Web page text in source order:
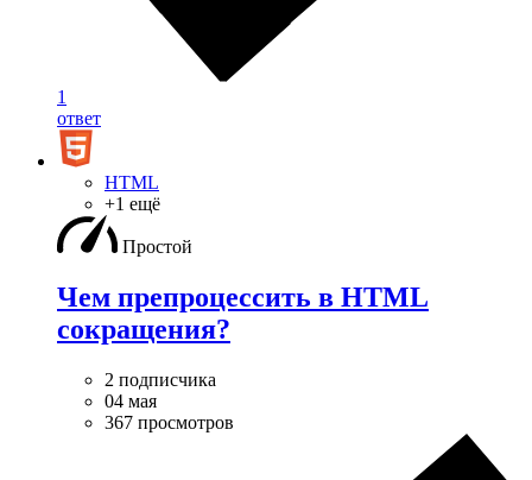
1
ответ
HTML
+1 ещё
Простой
Чем препроцессить в HTML
сокращения?
2 подписчика
04 мая
367 просмотров